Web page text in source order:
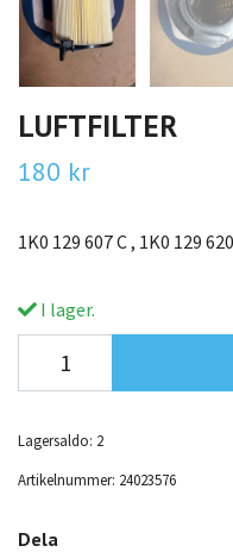
LUFTFILTER
180 kr
1K0 129 607 C , 1K0 129
I lager.
Lagersaldo: 2
Artikelnummer: 24023576
Dela